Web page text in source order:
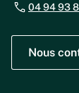
04 94 93
Nous